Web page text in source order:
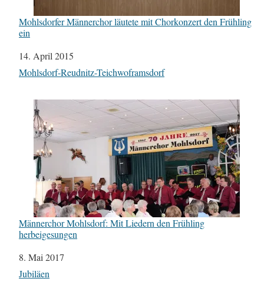
Mohlsdorfer Männerchor läutete mit Chorkonzert den Frühling
ein
Datum
14. April 2015
In Bezug auf
Mohlsdorf-Reudnitz-Teichwoframsdorf
Männerchor Mohlsdorf: Mit Liedern den Frühling
herbeigesungen
Datum
8. Mai 2017
In Bezug auf
Jubiläen